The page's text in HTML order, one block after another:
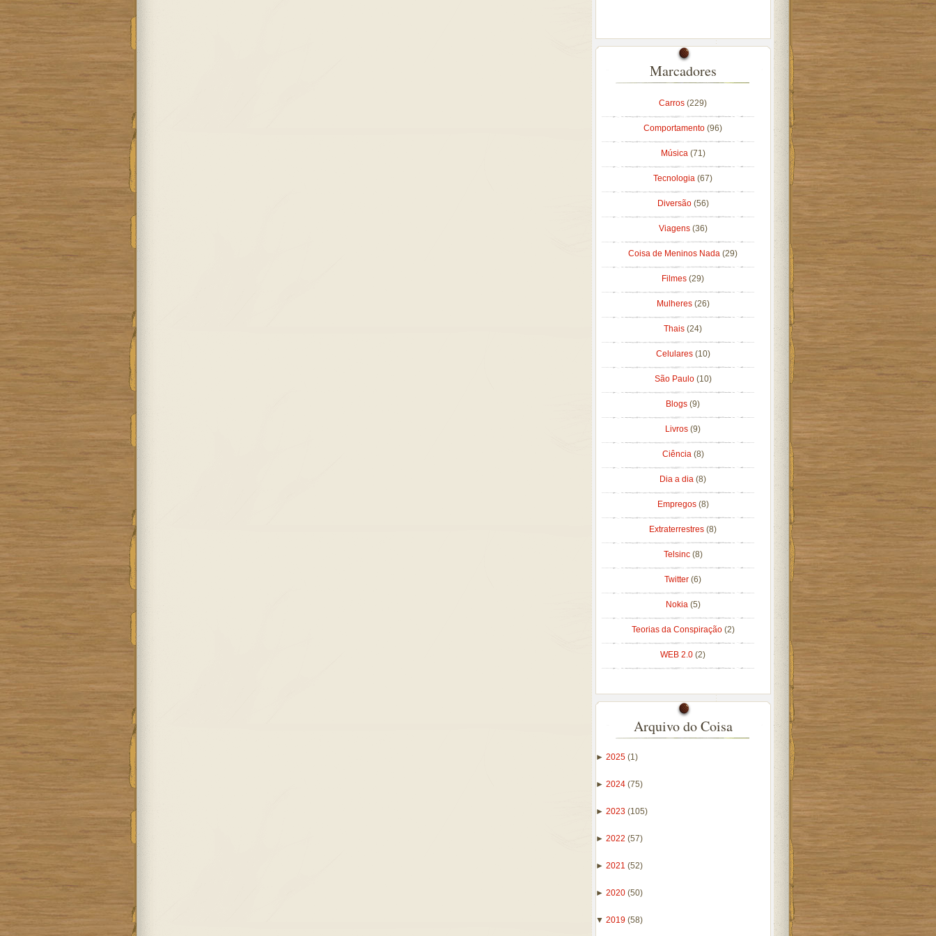
Marcadores
Carros (229)
Comportamento (96)
Música (71)
Tecnologia (67)
Diversão (56)
Viagens (36)
Coisa de Meninos Nada (29)
Filmes (29)
Mulheres (26)
Thais (24)
Celulares (10)
São Paulo (10)
Blogs (9)
Livros (9)
Ciência (8)
Dia a dia (8)
Empregos (8)
Extraterrestres (8)
Telsinc (8)
Twitter (6)
Nokia (5)
Teorias da Conspiração (2)
WEB 2.0 (2)
Arquivo do Coisa
► 2025 (1)
► 2024 (75)
► 2023 (105)
► 2022 (57)
► 2021 (52)
► 2020 (50)
▼ 2019 (58)